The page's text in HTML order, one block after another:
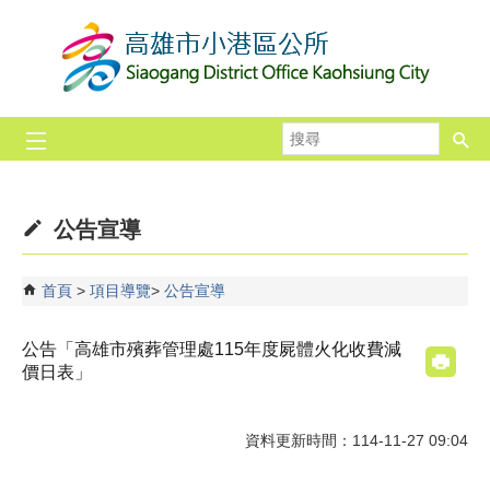
跳到主要內容區塊
尋
公告宣導
首頁 項目導覽 公告宣導
公告「高雄市殯葬管理處115年度屍體火化收費減
價日表」
資料更新時間：114-11-27 09:04